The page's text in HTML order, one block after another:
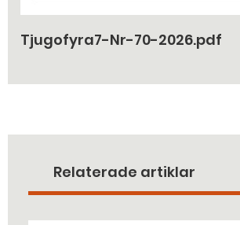
Tjugofyra7-Nr-70-2026.pdf
Relaterade artiklar